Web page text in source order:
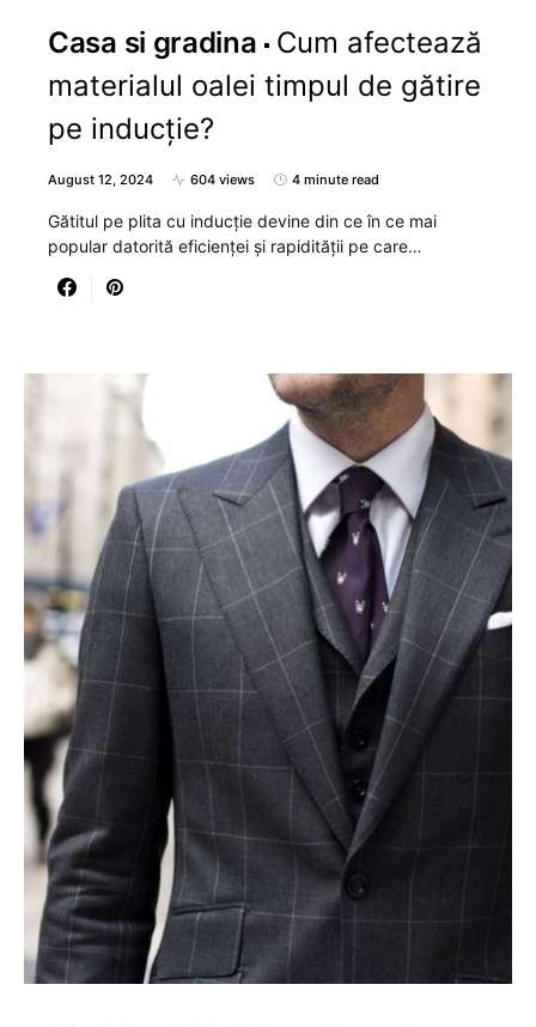
Casa si gradina
Cum afectează
materialul oalei timpul de gătire
pe inducție?
August 12, 2024 604 views 4 minute read
Gătitul pe plita cu inducție devine din ce în ce mai
popular datorită eficienței și rapidității pe care…